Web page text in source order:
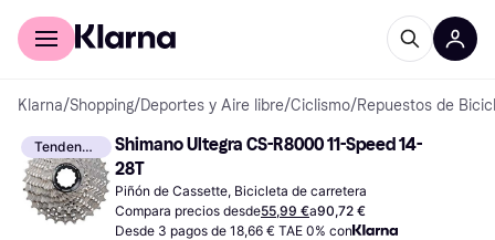
Comprar con Klarna
Klarna/Shopping/Deportes y Aire libre/Ciclismo/Repuestos de
Tendencia
Shimano Ultegra CS-R8000 11-Speed 14-
28T
Piñón de Cassette, Bicicleta de carretera
Compara precios desde55,99 €a90,72 €
Desde 3 pagos de 18,66 € TAE 0% con